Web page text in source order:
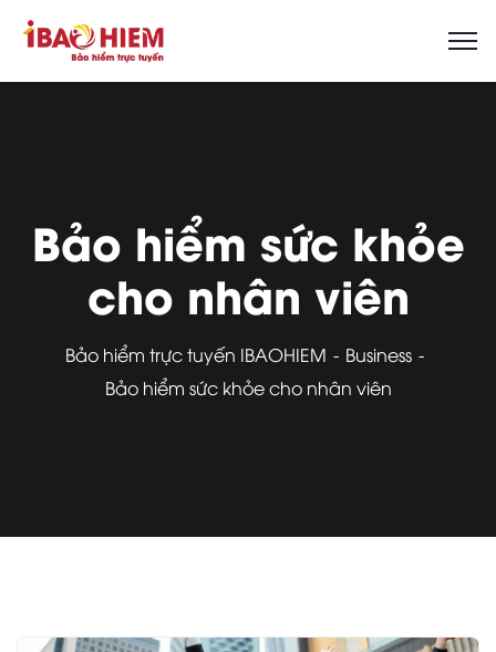
Bảo hiểm sức khỏe
cho nhân viên
Bảo hiểm trực tuyến IBAOHIEM
Business
Bảo hiểm sức khỏe cho nhân viên